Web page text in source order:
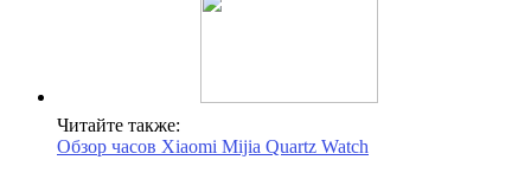
Читайте также:
Обзор часов Xiaomi Mijia Quartz Watch